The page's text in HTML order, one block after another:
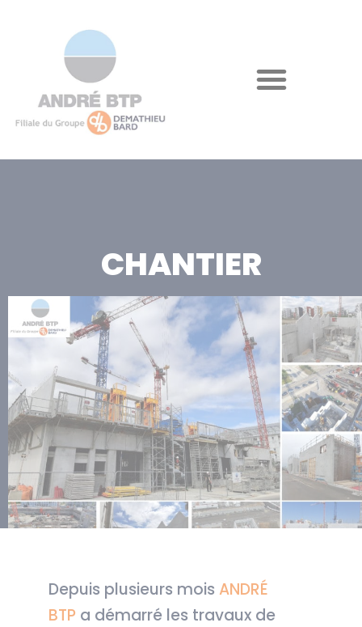
CHANTIER
Depuis plusieurs mois ANDRÉ
BTP a démarré les travaux de